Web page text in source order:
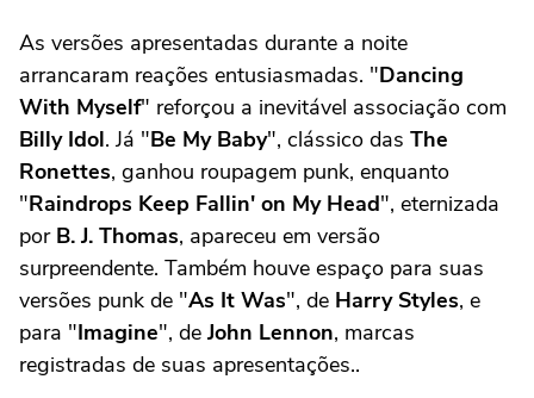
As versões apresentadas durante a noite
arrancaram reações entusiasmadas. "Dancing
With Myself" reforçou a inevitável associação com
Billy Idol. Já "Be My Baby", clássico das The
Ronettes, ganhou roupagem punk, enquanto
"Raindrops Keep Fallin' on My Head", eternizada
por B. J. Thomas, apareceu em versão
surpreendente. Também houve espaço para suas
versões punk de "As It Was", de Harry Styles, e
para "Imagine", de John Lennon, marcas
registradas de suas apresentações..